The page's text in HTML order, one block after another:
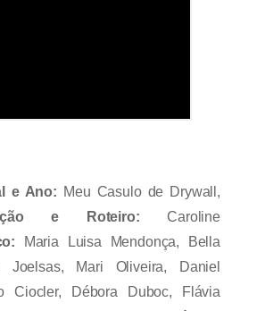
e Ano: Meu Casulo de Drywall,
e Roteiro:Caroline
Maria Luisa Mendonça, Bella
Joelsas, Mari Oliveira, Daniel
Ciocler, Débora Duboc, Flávia